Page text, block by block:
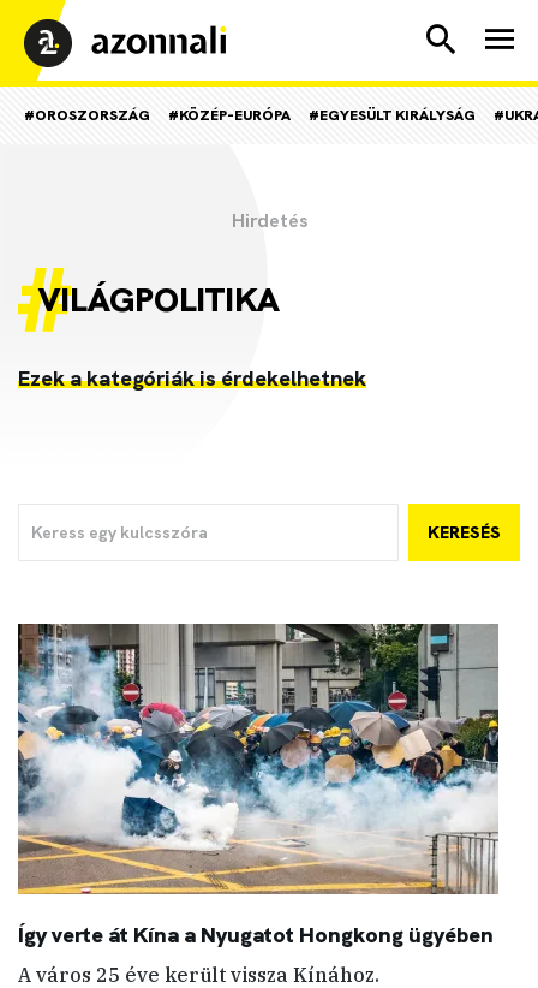
#OROSZORSZÁG #KÖZÉP-EURÓPA #EGYESÜLT KIRÁLYSÁG
VILÁGPOLITIKA
Így verte át Kína a Nyugatot Hongkong ügyében
A város 25 éve került vissza Kínához.
Ezek a kategóriák is érdekelhetnek
KERESÉS